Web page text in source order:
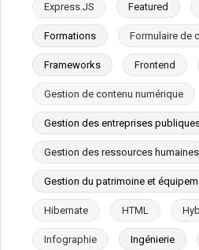
Express.JS Featured
Formations Formulaire de
Frameworks Frontend
Gestion de contenu numérique
Gestion des entreprises
Gestion des ressources humaines
Gestion du patrimoine et
Hibernate HTML
Infographie Ingénierie